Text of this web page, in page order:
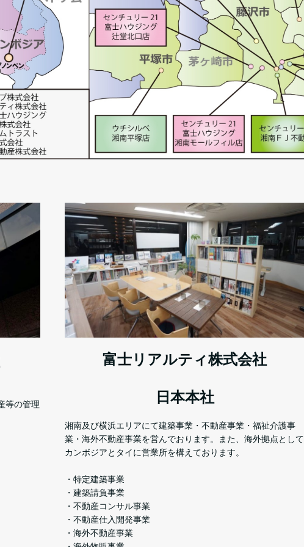
等の管理
富士リアルティ株式会社
日本本社
湘南及び横浜エリアにて建築事業・不動産事業・福祉介護事
業・海外不動産事業を営んでおります。また、海外拠点として
カンボジアとタイに営業所を構えております。
・特定建築事業
・建築請負事業
・不動産コンサル事業
・不動産仕入開発事業
・海外不動産事業